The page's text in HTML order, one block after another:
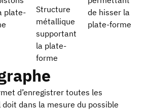
plate-
Structure
métallique
supportant
la plate-
forme
de hisser la
plate-forme
d’enregistrer toutes les
dans la mesure du possible